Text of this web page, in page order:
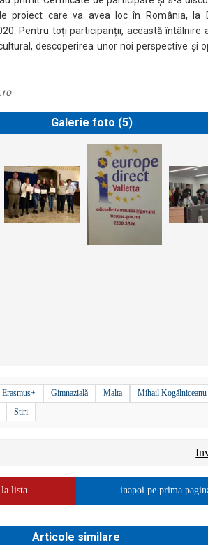
proiect care va avea loc în România, la
Pentru toți participanții, această întâlnire
descoperirea unor noi perspective și
Galerie foto (5)
Erasmus+ Gimnazială Malta
Mihail Kogălniceanu
Stiri
lista inapoi pe prima
Articole similare